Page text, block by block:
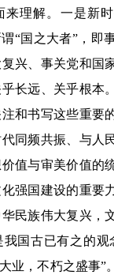
来理解。一是新
“国之大者”，即
兴、事关党和国
长远、关乎根本
和书写这些重要
代同频共振、与人
值与审美价值的
强国建设的重要
民族伟大复兴，
国古已有之的观
业，不朽之盛事”